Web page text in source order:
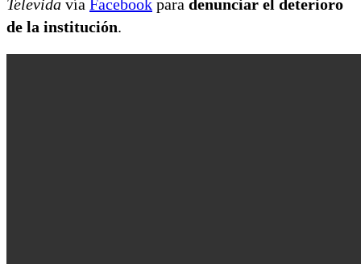
Televida vía Facebook para denunciar el deterioro
de la institución.